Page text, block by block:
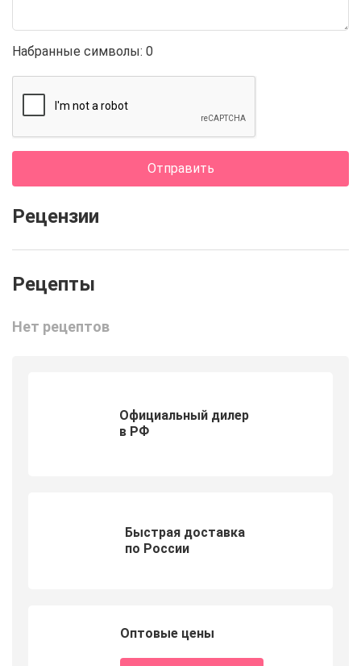
Набранные символы: 0
Отправить
Рецензии
Нет рецептов
Официальный дилер
в РФ
Быстрая доставка
по России
Оптовые цены